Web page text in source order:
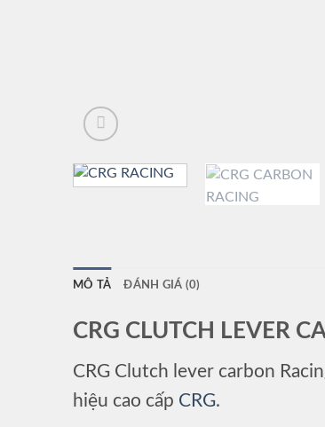
MÔ TẢ ĐÁNH GIÁ (0)
CRG CLUTCH LEVER
CRG Clutch lever carbon
hiệu cao cấp CRG.